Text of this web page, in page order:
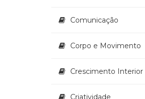
Comunicação
Corpo e Movimento
Crescimento Interior